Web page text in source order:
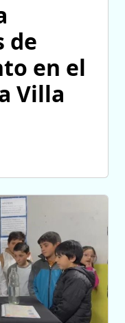
de
en el
Villa